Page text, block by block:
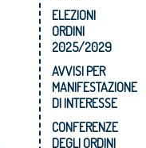
ELEZIONI
ORDINI
2025/2029
AVVISI PER
MANIFESTAZIONE
DI INTERESSE
CONFERENZE
DEGLI ORDINI